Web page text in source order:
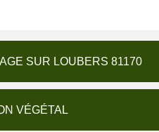
SUR LOUBERS 81170
VÉGÉTAL